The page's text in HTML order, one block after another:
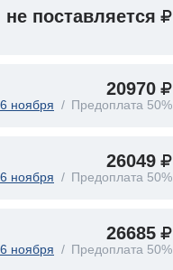
не поставляется
20970
ноября Предоплата 50%
26049
ноября Предоплата 50%
26685
ноября Предоплата 50%